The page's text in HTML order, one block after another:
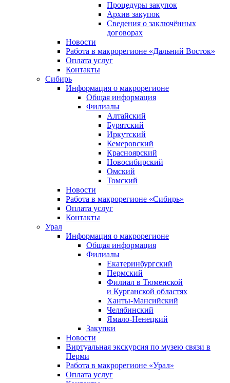
Процедуры закупок
Архив закупок
Сведения о заключённых
договорах
Новости
Работа в макрорегионе «Дальний Восток»
Оплата услуг
Контакты
Сибирь
Информация о макрорегионе
Общая информация
Филиалы
Алтайский
Бурятский
Иркутский
Кемеровский
Красноярский
Новосибирский
Омский
Томский
Новости
Работа в макрорегионе «Сибирь»
Оплата услуг
Контакты
Урал
Информация о макрорегионе
Общая информация
Филиалы
Екатеринбургский
Пермский
Филиал в Тюменской
и Курганской областях
Ханты-Мансийский
Челябинский
Ямало-Ненецкий
Закупки
Новости
Виртуальная экскурсия по музею связи в
Перми
Работа в макрорегионе «Урал»
Оплата услуг